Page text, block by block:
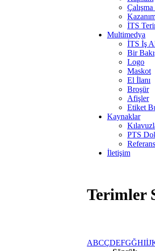
İTS
Multimedya
İTS İş
Bir
Logo
Maskot
El İlanı
Broşür
Afişler
Etiket
Kaynaklar
PTS
İletişim
Terimler
ABCÇDEFGĞHIİJ